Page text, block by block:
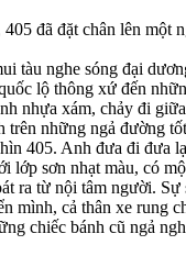
đã đặt chân lên một
tàu nghe sóng đại
lộ thông xứ đến
nhựa xám, chảy đi
những ngả đường
405. Anh đưa đi đưa
lớp sơn nhạt màu, có
ra từ nội tâm người.
mình, cả thân xe rung
chiếc bánh cũ ngả